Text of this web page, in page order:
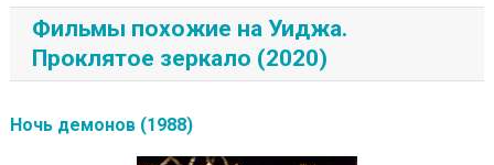
Фильмы похожие на Уиджа.
Проклятое зеркало (2020)
Ночь демонов (1988)